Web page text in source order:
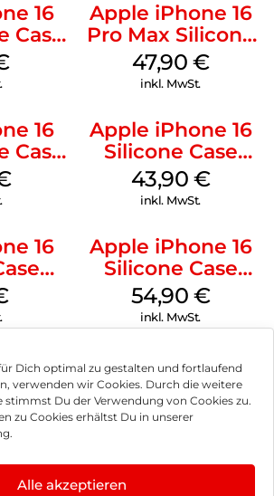
Dich optimal zu gestalten und fortlaufend
verwenden wir Cookies. Durch die weitere
stimmst Du der Verwendung von Cookies zu.
zu Cookies erhältst Du in unserer
Alle akzeptieren
16
Case
Apple iPhone 16
Pro Max Silicone
Case MagSafe
Black
47,90 €
inkl. MwSt.
16
Case
Apple iPhone 16
Silicone Case
MagSafe Plum
43,90 €
inkl. MwSt.
16
Apple iPhone 16
Silicone Case
MagSafe Lake
Green
54,90 €
inkl. MwSt.